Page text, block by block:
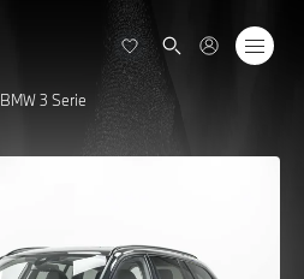
BMW 3 Serie